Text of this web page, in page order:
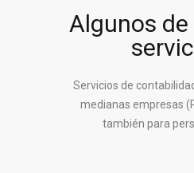
Algunos
Servicios de
medianas empresas
también para